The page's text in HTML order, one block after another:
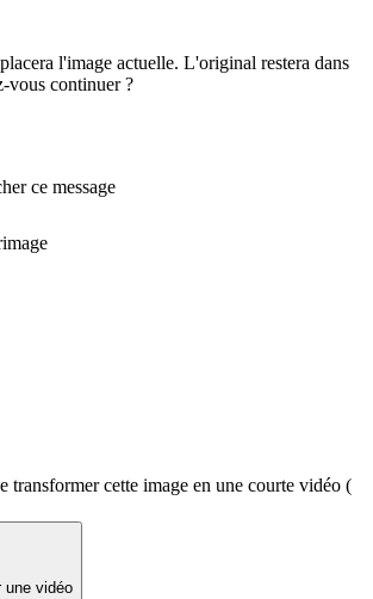
l'image actuelle. L'original restera dans
vous continuer ?
ce message
transformer cette image en une courte vidéo (
une vidéo